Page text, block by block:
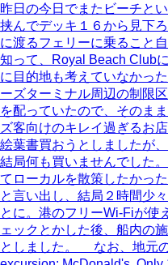
昨日の今日でまたビーチと
挟んでデッキ１６から見下
に渡るフェリーに乗ること
知って、Royal Beach Club
に目的地も考えていなかっ
ーズターミナル周辺の制限
を配っていたので、そのま
ズ客向けのキレイ過ぎるお
絵葉書買おうとしましたが
結局何も買いませんでした
てローカルを散策したかっ
と言い出し、結局２時間少
とに。港のフリーWi-Fiが使
ェックとかした後、船内の
としました。 なお、地元